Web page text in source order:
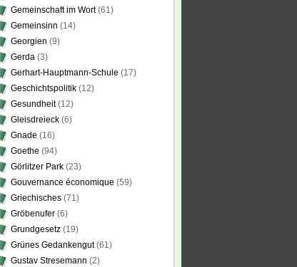
Gemeinschaft im Wort(61)
Gemeinsinn (14)
Georgien (9)
Gerda (3)
Gerhart-Hauptmann-Schule (17)
Geschichtspolitik (12)
Gesundheit(12)
Gleisdreieck (6)
Gnade (16)
Goethe (94)
Görlitzer Park (23)
Gouvernance économique (59)
Griechisches (71)
Gröbenufer (6)
Grundgesetz (19)
Grünes Gedankengut(61)
Gustav Stresemann (2)